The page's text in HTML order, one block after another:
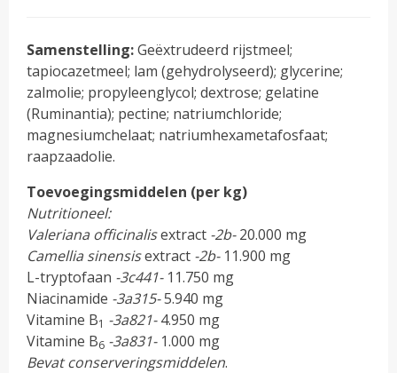
Samenstelling:Geëxtrudeerd rijstmeel;
tapiocazetmeel; lam (gehydrolyseerd); glycerine;
zalmolie; propyleenglycol; dextrose; gelatine
(Ruminantia); pectine; natriumchloride;
magnesiumchelaat; natriumhexametafosfaat;
raapzaadolie.
Toevoegingsmiddelen (per kg)
Nutritioneel:
Valeriana officinalisextract -2b-20.000 mg
Camellia sinensisextract ­ -2b-11.900 mg
L-tryptofaan -3c441- 11.750 mg
Niacinamide -3a315-5.940 mg
Vitamine B1 -3a821-4.950 mg
Vitamine B6 -3a831-1.000 mg
Bevat conserveringsmiddelen.